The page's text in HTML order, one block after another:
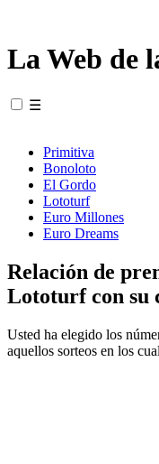
La Web de
☰
Primitiva
Bonoloto
El Gordo
Lototurf
Euro Millones
Euro Dreams
Relación de
Lototurf con su
Usted ha elegido los
aquellos sorteos en los